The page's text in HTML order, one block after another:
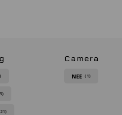
Camera
NEE (1)